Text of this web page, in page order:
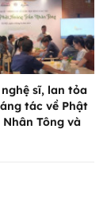
sĩ, lan tỏa
tác về Phật
Tông và